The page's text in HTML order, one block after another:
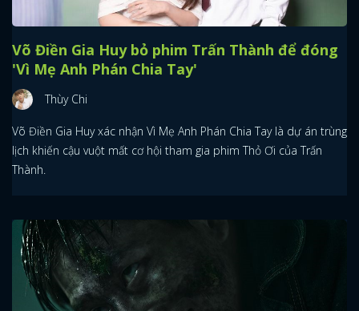
Võ Điền Gia Huy bỏ phim Trấn Thành để đóng
'Vì Mẹ Anh Phán Chia Tay'
Thùy Chi
Võ Điền Gia Huy xác nhận Vì Mẹ Anh Phán Chia Tay là dự án trùng
lịch khiến cậu vuột mất cơ hội tham gia phim Thỏ Ơi của Trấn
Thành.